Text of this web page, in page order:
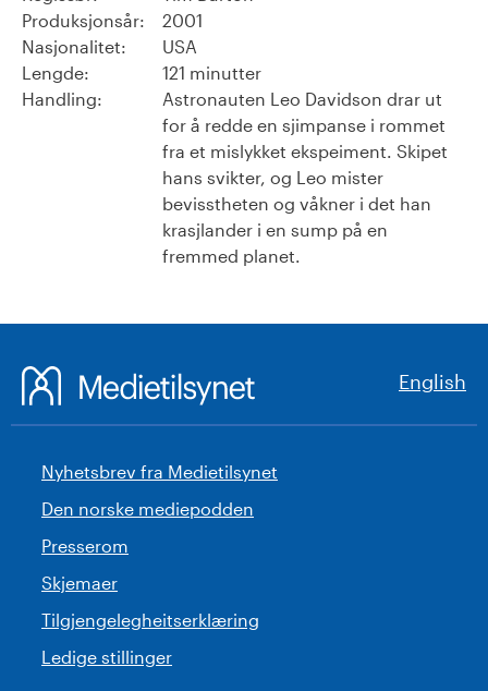
Produksjonsår:
2001
Nasjonalitet:
USA
Lengde:
121 minutter
Handling:
Astronauten Leo Davidson drar ut
for å redde en sjimpanse i rommet
fra et mislykket ekspeiment. Skipet
hans svikter, og Leo mister
bevisstheten og våkner i det han
krasjlander i en sump på en
fremmed planet.
English
Nyhetsbrev fra Medietilsynet
Den norske mediepodden
Presserom
Skjemaer
Tilgjengelegheitserklæring
Ledige stillinger